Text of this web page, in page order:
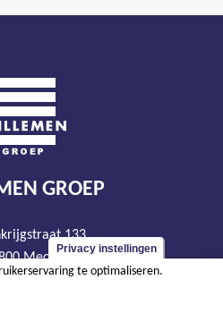
GROEP
133
Mechelen
15 569 965
Privacy instellingen
te optimaliseren.